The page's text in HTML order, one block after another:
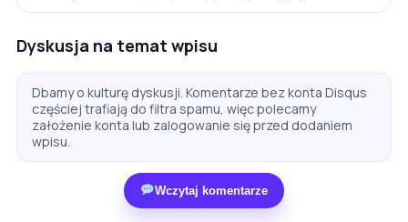
Dyskusja na temat wpisu
Dbamy o kulturę dyskusji. Komentarze bez konta Disqus
częściej trafiają do filtra spamu, więc polecamy
założenie konta lub zalogowanie się przed dodaniem
wpisu.
Wczytaj komentarze